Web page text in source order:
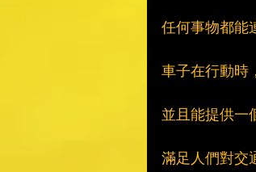
任何事物都能
車子在行動時
並且能提供一
滿足人們對交